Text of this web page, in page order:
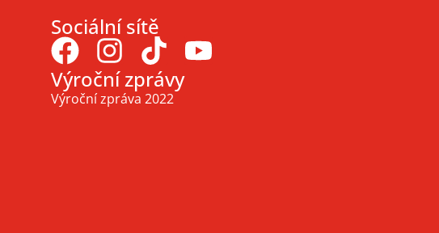
Sociální sítě
Výroční zprávy
Výroční zpráva 2022